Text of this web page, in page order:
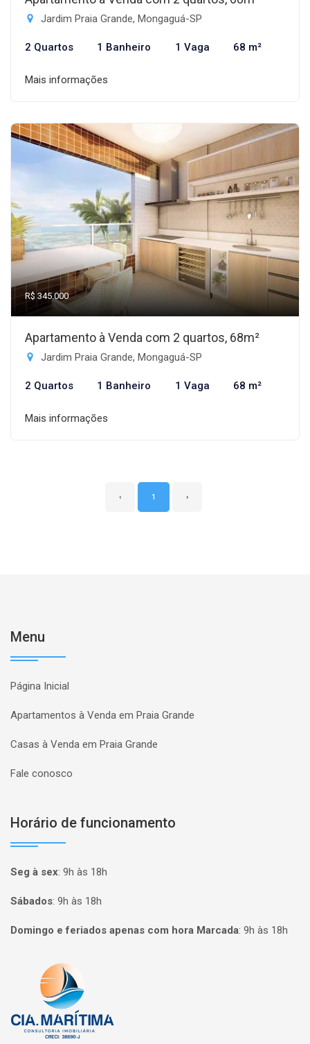
Jardim Praia Grande, Mongaguá-SP
2 Quartos 1 Banheiro 1 Vaga 68 m²
Mais informações
R$ 345.000
Apartamento à Venda com 2 quartos, 68m²
Jardim Praia Grande, Mongaguá-SP
2 Quartos 1 Banheiro 1 Vaga 68 m²
Mais informações
‹ 1 ›
Menu
Página Inicial
Apartamentos à Venda em Praia Grande
Casas à Venda em Praia Grande
Fale conosco
Horário de funcionamento
Seg à sex: 9h às 18h
Sábados: 9h às 18h
Domingo e feriados apenas com hora Marcada: 9h às 18h
Página inicial